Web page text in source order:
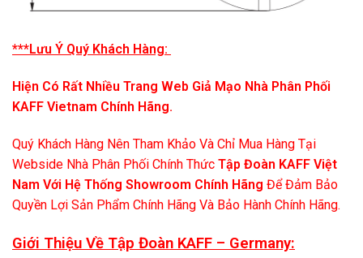
***Lưu Ý Quý Khách Hàng:
Hiện Có Rất Nhiều Trang Web Giả Mạo Nhà Phân Phối
KAFF Vietnam Chính Hãng.
Quý Khách Hàng Nên Tham Khảo Và Chỉ Mua Hàng Tại
Webside Nhà Phân Phối Chính Thức Tập Đoàn KAFF Việt
Nam Với Hệ Thống Showroom Chính Hãng Để Đảm Bảo
Quyền Lợi Sản Phẩm Chính Hãng Và Bảo Hành Chính Hãng.
Giới Thiệu Về Tập Đoàn KAFF – Germany: